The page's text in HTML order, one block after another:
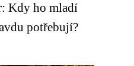
Kdy ho mladí
potřebují?